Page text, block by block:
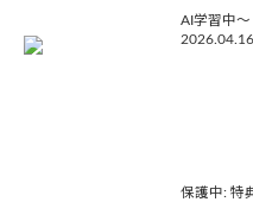
AI学習中〜
2026.04.16
保護中: 特